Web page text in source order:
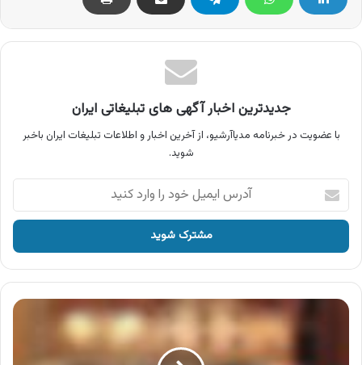
جدیدترین اخبار آگهی های تبلیغاتی ایران
با عضویت در خبرنامه مدیاآرشیو، از آخرین اخبار و اطلاعات تبلیغات ایران باخبر
شوید.
آدرس
ایمیل
خود
وارد
کنید
آگهی